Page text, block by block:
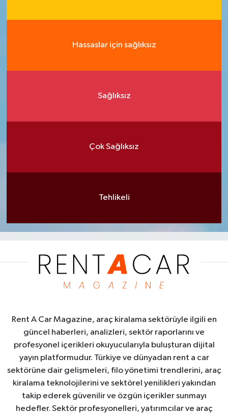
Hassaslar için sağlıksız
Sağlıksız
Çok Sağlıksız
Tehlikeli
Rent A Car Magazine, araç kiralama sektörüyle ilgili en
güncel haberleri, analizleri, sektör raporlarını ve
profesyonel içerikleri okuyucularıyla buluşturan dijital
yayın platformudur. Türkiye ve dünyadan rent a car
sektörüne dair gelişmeleri, filo yönetimi trendlerini, araç
kiralama teknolojilerini ve sektörel yenilikleri yakından
takip ederek güvenilir ve özgün içerikler sunmayı
hedefler. Sektör profesyonelleri, yatırımcılar ve araç